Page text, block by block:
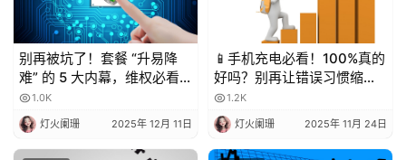
别再被坑了！套餐 “升易降
难” 的 5 大内幕，维权必看
💥1.0K
灯火阑珊 2025年 12月 11日
📱手机充电必看！100%真的
好吗？别再让错误习惯缩短
电池寿命！
1.2K
灯火阑珊 2025年 11月 24日